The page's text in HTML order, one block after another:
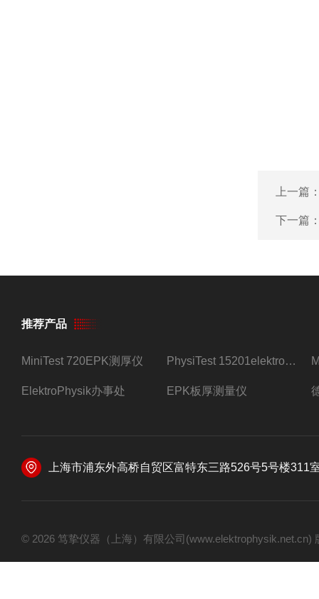
上一篇
下一篇
推荐产品
MiniTest 720EPK测厚仪 PhysiTest 15201elektrophysik测厚仪
ElektroPhysik办事处 EPK板厚测量仪
上海市浦东外高桥自贸区富特东三路526号5号楼311
© 2026 笃挚仪器（上海）有限公司